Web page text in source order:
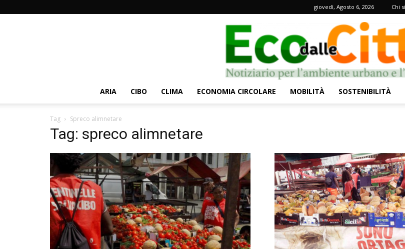
giovedì, Agosto 6, 2026 Chi
dalle
Città
ARIA CIBO CLIMA ECONOMIA CIRCOLARE MOBILITÀ SOSTENIBILITÀ
Tag Spreco alimnetare
Tag: spreco alimnetare